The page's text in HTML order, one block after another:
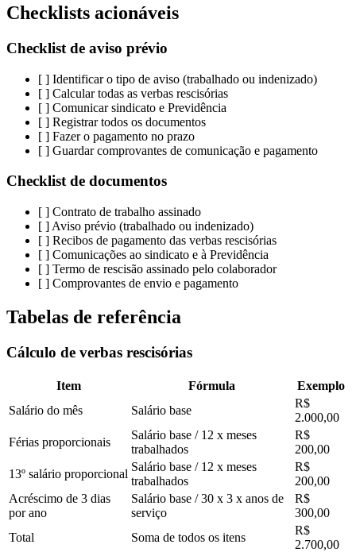
Checklists acionáveis
Checklist de aviso prévio
[ ] Identificar o tipo de aviso (trabalhado ou indenizado)
[ ] Calcular todas as verbas rescisórias
[ ] Comunicar sindicato e Previdência
[ ] Registrar todos os documentos
[ ] Fazer o pagamento no prazo
[ ] Guardar comprovantes de comunicação e pagamento
Checklist de documentos
[ ] Contrato de trabalho assinado
[ ] Aviso prévio (trabalhado ou indenizado)
[ ] Recibos de pagamento das verbas rescisórias
[ ] Comunicações ao sindicato e à Previdência
[ ] Termo de rescisão assinado pelo colaborador
[ ] Comprovantes de envio e pagamento
Tabelas de referência
Cálculo de verbas rescisórias
Item Fórmula
Exemplo
Salário do mês
Salário base
R$
2.000,00
Férias proporcionais
Salário base / 12 x meses
trabalhados
R$
200,00
13º salário proporcional
Salário base / 12 x meses
trabalhados
R$
200,00
Acréscimo de 3 dias
por ano
Salário base / 30 x 3 x anos de
serviço
R$
300,00
Total
Soma de todos os itens
R$
2.700,00